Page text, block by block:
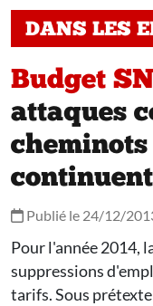
DANS LES
Budget
attaques
cheminots
continuent
Publié le 24/12/
Pour l'année 2014,
suppressions
tarifs. Sous